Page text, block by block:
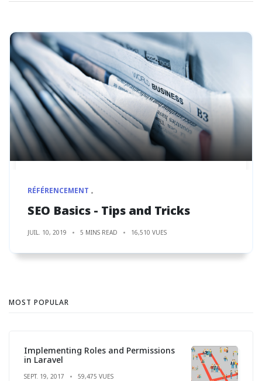
RÉFÉRENCEMENT
SEO Basics - Tips and Tricks
JUIL. 10, 2019 5 MINS READ 16,510 VUES
MOST POPULAR
Implementing Roles and Permissions
in Laravel
SEPT. 19, 2017 59,475 VUES